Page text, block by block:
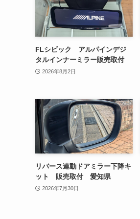
FLシビック アルパインデジ
タルインナーミラー販売取付
2026年8月2日
リバース連動ドアミラー下降キ
ット 販売取付 愛知県
2026年7月30日